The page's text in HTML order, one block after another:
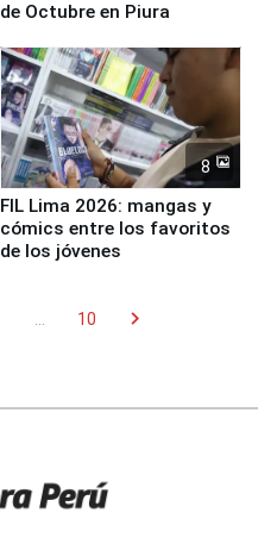
de Octubre en Piura
8
FIL Lima 2026: mangas y
cómics entre los favoritos
de los jóvenes
... 10 chevron_right